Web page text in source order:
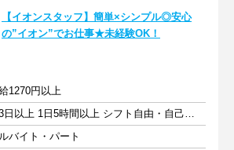
【イオンスタッフ】簡単×シンプル◎安心
の”イオン”でお仕事★未経験OK！
1270円以上
週3日以上 1日5時間以上 シフト自由・自己申告
バイト・パート